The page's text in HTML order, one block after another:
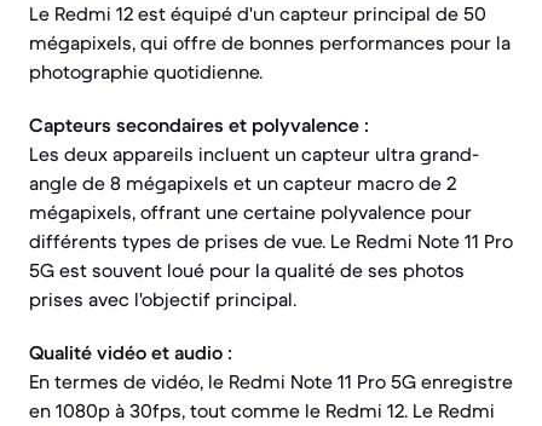
Le Redmi 12 est équipé d'un capteur principal de 50
mégapixels, qui offre de bonnes performances pour la
photographie quotidienne.
Capteurs secondaires et polyvalence :
Les deux appareils incluent un capteur ultra grand-
angle de 8 mégapixels et un capteur macro de 2
mégapixels, offrant une certaine polyvalence pour
différents types de prises de vue. Le Redmi Note 11 Pro
5G est souvent loué pour la qualité de ses photos
prises avec l'objectif principal.
Qualité vidéo et audio :
En termes de vidéo, le Redmi Note 11 Pro 5G enregistre
en 1080p à 30fps, tout comme le Redmi 12. Le Redmi